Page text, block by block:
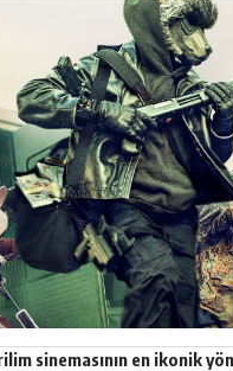
sinemasının en ikonik